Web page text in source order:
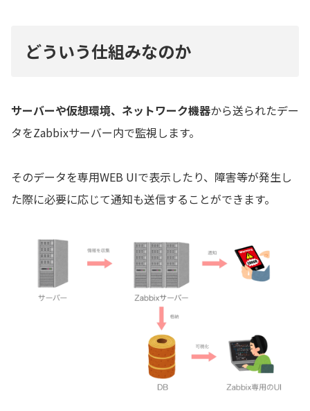
どういう仕組みなのか
サーバーや仮想環境、ネットワーク機器から送られたデー
タをZabbixサーバー内で監視します。
そのデータを専用WEB UIで表示したり、障害等が発生し
た際に必要に応じて通知も送信することができます。